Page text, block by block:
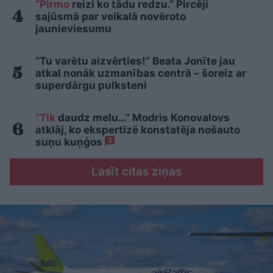
“Pirmo reizi ko tādu redzu.” Pircēji
sajūsmā par veikalā novēroto
jaunieviesumu
“Tu varētu aizvērties!” Beata Jonīte jau
atkal nonāk uzmanības centrā – šoreiz ar
superdārgu pulksteni
“Tik daudz melu…” Modris Konovalovs
atklāj, ko ekspertīzē konstatēja nošauto
suņu kuņģos
2
Lasīt citas ziņas